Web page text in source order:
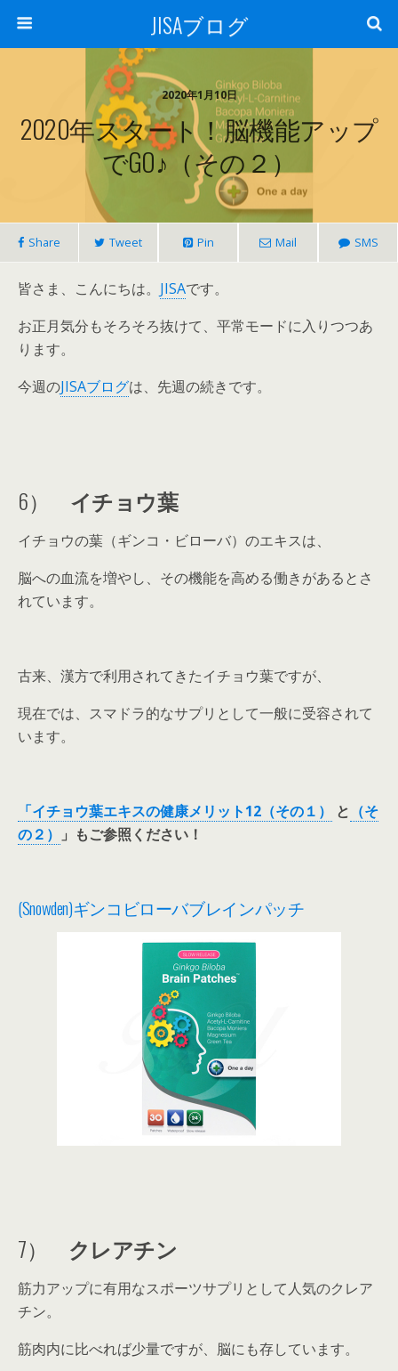
JISAブログ
2020年1月10日
2020年スタート！脳機能アップ
でGO♪（その２）
Share Tweet Pin Mail SMS
皆さま、こんにちは。 JISAです。
お正月気分もそろそろ抜けて、平常モードに入りつつあ
ります。
今週のJISAブログは、先週の続きです。
6） イチョウ葉
イチョウの葉（ギンコ・ビローバ）のエキスは、
脳への血流を増やし、その機能を高める働きがあるとさ
れています。
古来、漢方で利用されてきたイチョウ葉ですが、
現在では、スマドラ的なサプリとして一般に受容されて
います。
「イチョウ葉エキスの健康メリット12（その１） と （そ
の２）
」もご参照ください！
(Snowden)ギンコビローバブレインパッチ
7） クレアチン
筋力アップに有用なスポーツサプリとして人気のクレア
チン。
筋肉内に比べれば少量ですが、脳にも存しています。